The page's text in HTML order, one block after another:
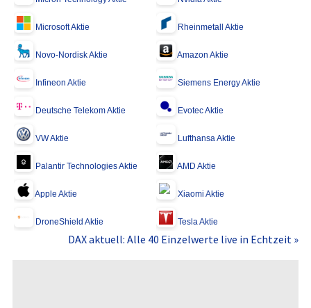
Microsoft Aktie Rheinmetall Aktie
Novo-Nordisk Aktie Amazon Aktie
Infineon Aktie Siemens Energy Aktie
Deutsche Telekom Aktie Evotec Aktie
VW Aktie Lufthansa Aktie
Palantir Technologies Aktie AMD Aktie
Apple Aktie Xiaomi Aktie
DroneShield Aktie Tesla Aktie
DAX aktuell: Alle 40 Einzelwerte live in Echtzeit »